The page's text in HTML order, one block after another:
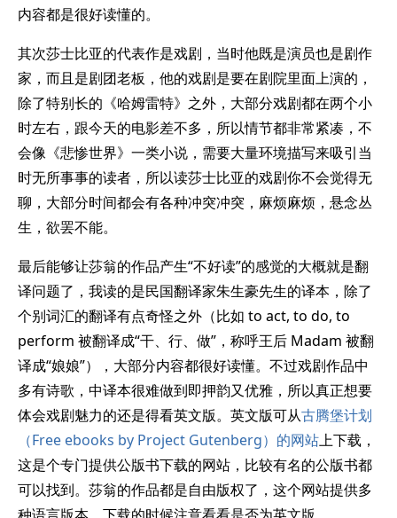
内容都是很好读懂的。
其次莎士比亚的代表作是戏剧，当时他既是演员也是剧作
家，而且是剧团老板，他的戏剧是要在剧院里面上演的，
除了特别长的《哈姆雷特》之外，大部分戏剧都在两个小
时左右，跟今天的电影差不多，所以情节都非常紧凑，不
会像《悲惨世界》一类小说，需要大量环境描写来吸引当
时无所事事的读者，所以读莎士比亚的戏剧你不会觉得无
聊，大部分时间都会有各种冲突冲突，麻烦麻烦，悬念丛
生，欲罢不能。
最后能够让莎翁的作品产生“不好读”的感觉的大概就是翻
译问题了，我读的是民国翻译家朱生豪先生的译本，除了
个别词汇的翻译有点奇怪之外（比如 to act, to do, to
perform 被翻译成“干、行、做”，称呼王后 Madam 被翻
译成“娘娘”），大部分内容都很好读懂。不过戏剧作品中
多有诗歌，中译本很难做到即押韵又优雅，所以真正想要
体会戏剧魅力的还是得看英文版。英文版可从古腾堡计划
（Free ebooks by Project Gutenberg）的网站上下载，
这是个专门提供公版书下载的网站，比较有名的公版书都
可以找到。莎翁的作品都是自由版权了，这个网站提供多